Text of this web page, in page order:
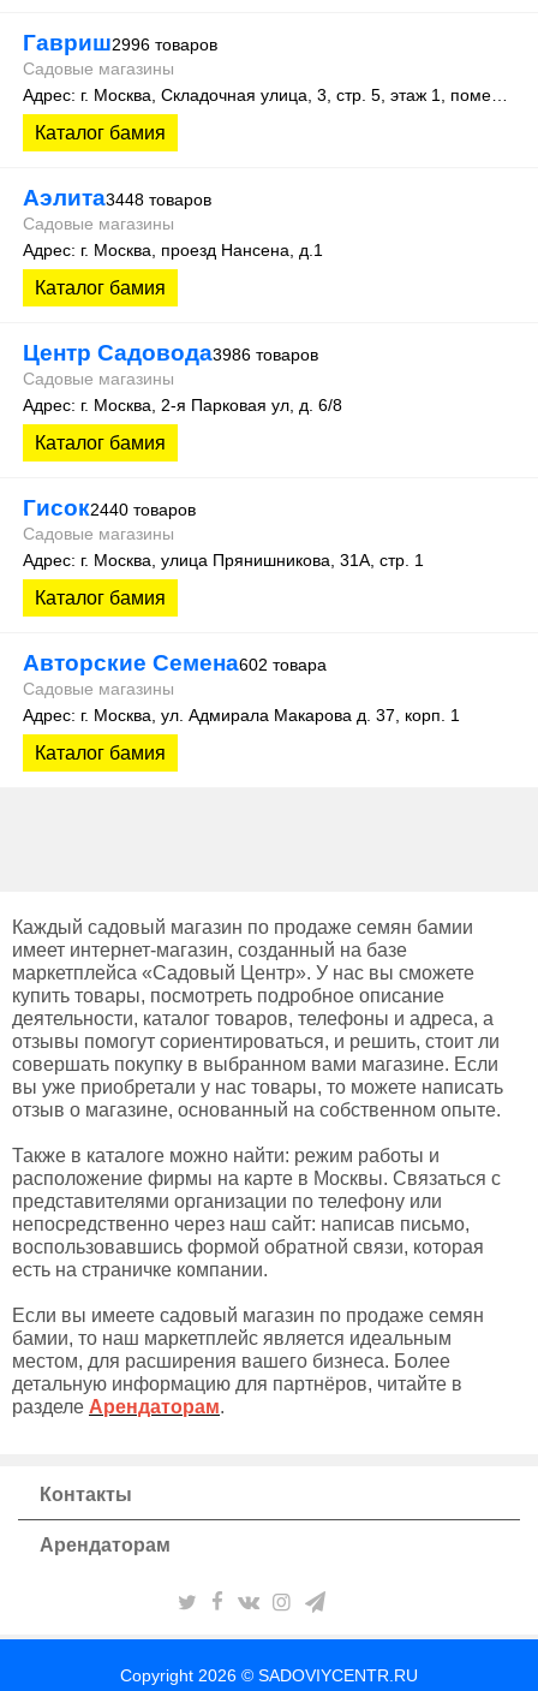
Гавриш2996 товаров
Садовые магазины
Каталог бамия
Аэлита3448 товаров
Садовые магазины
Адрес: г. Москва, проезд Нансена, д.1
Каталог бамия
Центр Садовода3986 товаров
Садовые магазины
Адрес: г. Москва, 2-я Парковая ул, д. 6/8
Каталог бамия
Гисок2440 товаров
Садовые магазины
Адрес: г. Москва, улица Прянишникова, 31А, стр. 1
Каталог бамия
Авторские Семена602 товара
Садовые магазины
Адрес: г. Москва, ул. Адмирала Макарова д. 37, корп. 1
Каталог бамия
Каждый садовый магазин по продаже семян бамии
имеет интернет-магазин, созданный на базе
маркетплейса «Садовый Центр». У нас вы сможете
купить товары, посмотреть подробное описание
деятельности, каталог товаров, телефоны и адреса, а
отзывы помогут сориентироваться, и решить, стоит ли
совершать покупку в выбранном вами магазине. Если
вы уже приобретали у нас товары, то можете написать
отзыв о магазине, основанный на собственном опыте.
Также в каталоге можно найти: режим работы и
расположение фирмы на карте в Москвы. Связаться с
представителями организации по телефону или
непосредственно через наш сайт: написав письмо,
воспользовавшись формой обратной связи, которая
есть на страничке компании.
Если вы имеете садовый магазин по продаже семян
бамии, то наш маркетплейс является идеальным
местом, для расширения вашего бизнеса. Более
детальную информацию для партнёров, читайте в
разделе Арендаторам.
Контакты
Арендаторам
Copyright 2026 © SADOVIYCENTR.RU